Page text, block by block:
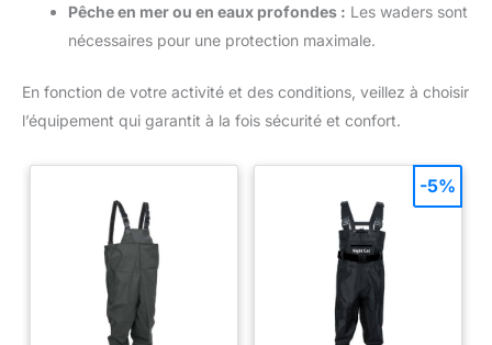
Pêche en mer ou en eaux profondes : Les waders sont
nécessaires pour une protection maximale.
En fonction de votre activité et des conditions, veillez à choisir
l’équipement qui garantit à la fois sécurité et confort.
-5%